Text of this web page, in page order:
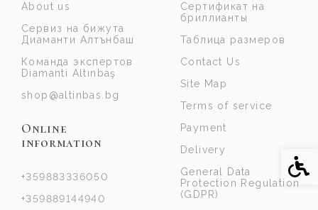
About us
Сервиз на бижута
Диаманти Алтънбаш
Команда экспертов
Diamanti Altınbaş
shop@altinbas.bg
Online
information
+359883336050
+359889144940
Сертификат на
бриллианты
Таблица размеров
Contact Us
Site Map
Terms of service
Payment
Delivery
General Data
Protection Regulation
(GDPR)